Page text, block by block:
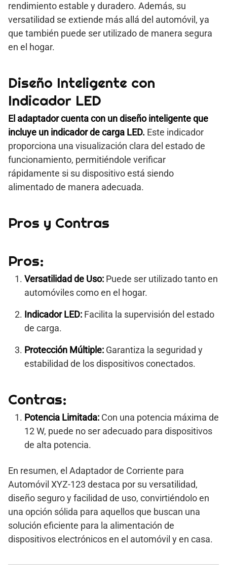
rendimiento estable y duradero. Además, su
versatilidad se extiende más allá del automóvil, ya
que también puede ser utilizado de manera segura
en el hogar.
Diseño Inteligente con
Indicador LED
El adaptador cuenta con un diseño inteligente que
incluye un indicador de carga LED. Este indicador
proporciona una visualización clara del estado de
funcionamiento, permitiéndole verificar
rápidamente si su dispositivo está siendo
alimentado de manera adecuada.
Pros y Contras
Pros:
Versatilidad de Uso: Puede ser utilizado tanto en
automóviles como en el hogar.
Indicador LED: Facilita la supervisión del estado
de carga.
Protección Múltiple: Garantiza la seguridad y
estabilidad de los dispositivos conectados.
Contras:
Potencia Limitada: Con una potencia máxima de
12 W, puede no ser adecuado para dispositivos
de alta potencia.
En resumen, el Adaptador de Corriente para
Automóvil XYZ-123 destaca por su versatilidad,
diseño seguro y facilidad de uso, convirtiéndolo en
una opción sólida para aquellos que buscan una
solución eficiente para la alimentación de
dispositivos electrónicos en el automóvil y en casa.